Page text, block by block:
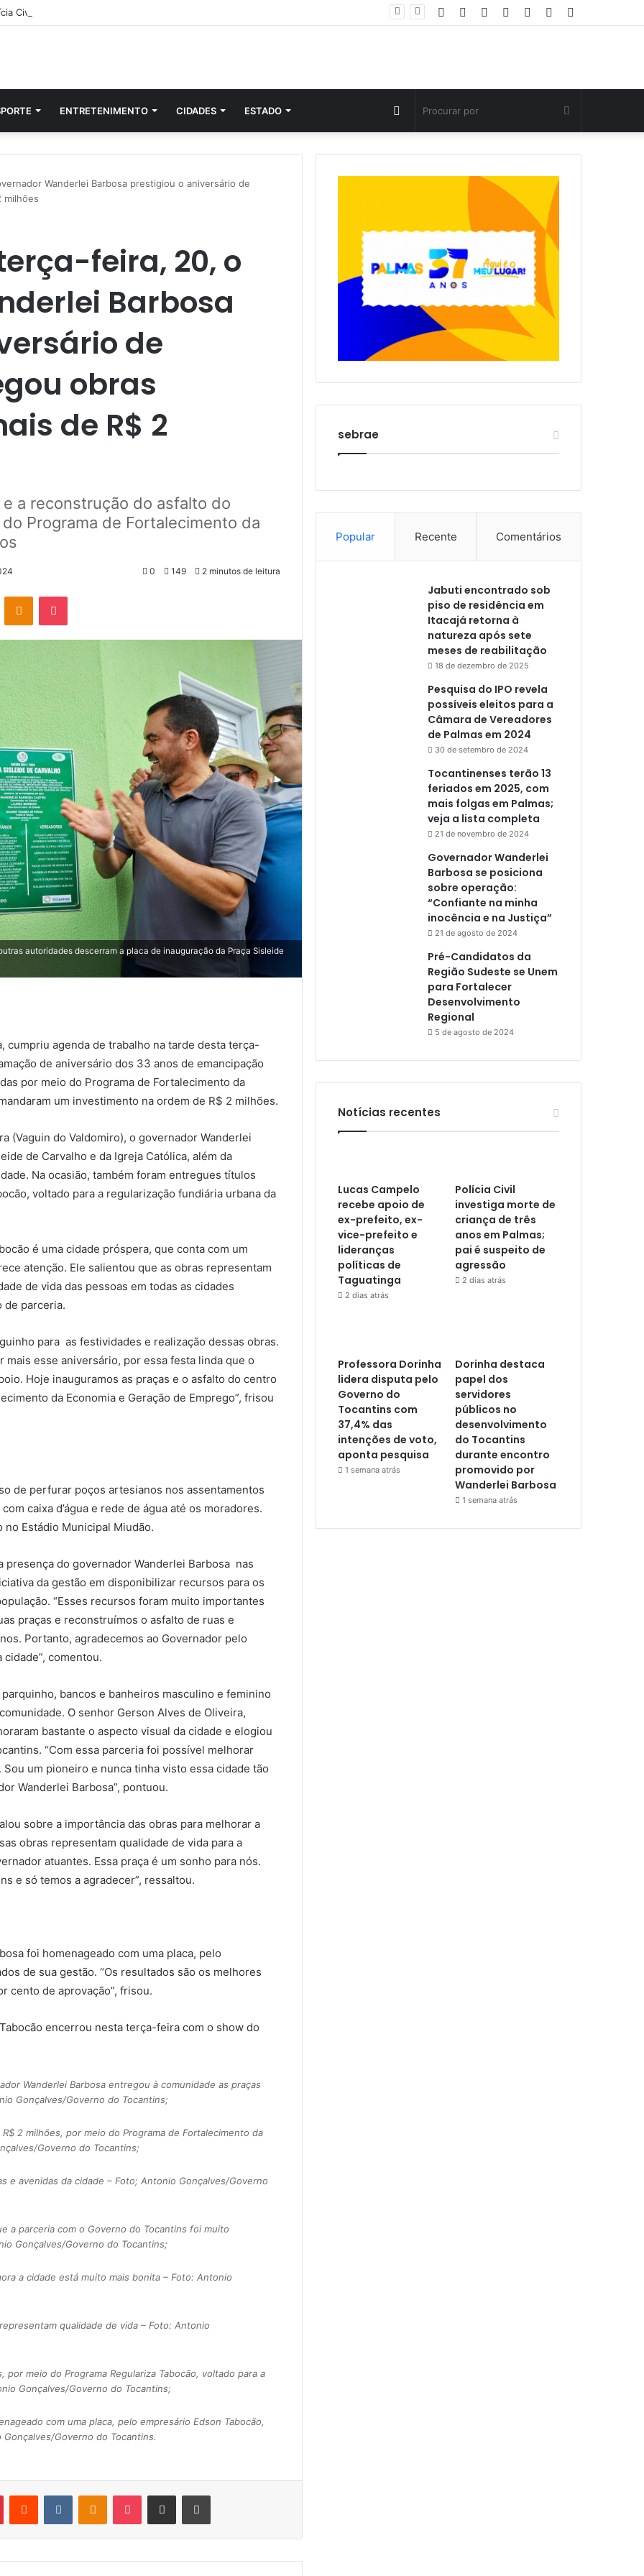
Artigo
Entrar
Instagram
YouTube
Twitter
Facebook
ENTRETENIMENTO CIDADES ESTADO
por
Switch
skin
Wanderlei Barbosa prestigiou o aniversário de
milhões
feira, 20, o
Barbosa
de
obras
de R$ 2
a reconstrução do asfalto do
Programa de Fortalecimento da
0 149 2 minutos de leitura
autoridades descerram a placa de inauguração da Praça Sisleide
cumpriu agenda de trabalho na tarde desta terça-
de aniversário dos 33 anos de emancipação
por meio do Programa de Fortalecimento da
um investimento na ordem de R$ 2 milhões.
(Vaguin do Valdomiro), o governador Wanderlei
de Carvalho e da Igreja Católica, além da
Na ocasião, também foram entregues títulos
voltado para a regularização fundiária urbana da
é uma cidade próspera, que conta com um
atenção. Ele salientou que as obras representam
de vida das pessoas em todas as cidades
de parceria.
para as festividades e realização dessas obras.
esse aniversário, por essa festa linda que o
Hoje inauguramos as praças e o asfalto do centro
da Economia e Geração de Emprego”, frisou
de perfurar poços artesianos nos assentamentos
caixa d’água e rede de água até os moradores.
Estádio Municipal Miudão.
presença do governador Wanderlei Barbosa nas
da gestão em disponibilizar recursos para os
“Esses recursos foram muito importantes
praças e reconstruímos o asfalto de ruas e
Portanto, agradecemos ao Governador pelo
comentou.
bancos e banheiros masculino e feminino
O senhor Gerson Alves de Oliveira,
bastante o aspecto visual da cidade e elogiou
“Com essa parceria foi possível melhorar
um pioneiro e nunca tinha visto essa cidade tão
Wanderlei Barbosa”, pontuou.
sobre a importância das obras para melhorar a
obras representam qualidade de vida para a
atuantes. Essa praça é um sonho para nós.
e só temos a agradecer”, ressaltou.
foi homenageado com uma placa, pelo
de sua gestão. “Os resultados são os melhores
cento de aprovação”, frisou.
encerrou nesta terça-feira com o show do
Wanderlei Barbosa entregou à comunidade as praças
Gonçalves/Governo do Tocantins;
2 milhões, por meio do Programa de Fortalecimento da
Governo do Tocantins;
e avenidas da cidade – Foto; Antonio Gonçalves/Governo
a parceria com o Governo do Tocantins foi muito
Gonçalves/Governo do Tocantins;
a cidade está muito mais bonita – Foto: Antonio
qualidade de vida – Foto: Antonio
meio do Programa Regulariza Tabocão, voltado para a
Gonçalves/Governo do Tocantins;
com uma placa, pelo empresário Edson Tabocão,
Governo do Tocantins.
sebrae
Popular Recente Comentários
Jabuti encontrado sob
piso de residência em
Itacajá retorna à
natureza após sete
meses de reabilitação
18 de dezembro de 2025
Pesquisa do IPO revela
possíveis eleitos para a
Câmara de Vereadores
de Palmas em 2024
30 de setembro de 2024
Tocantinenses terão 13
feriados em 2025, com
mais folgas em Palmas;
veja a lista completa
21 de novembro de 2024
Governador Wanderlei
Barbosa se posiciona
sobre operação:
“Confiante na minha
inocência e na Justiça”
21 de agosto de 2024
Pré-Candidatos da
Região Sudeste se Unem
para Fortalecer
Desenvolvimento
Regional
5 de agosto de 2024
Notícias recentes
Lucas Campelo
recebe apoio de
ex-prefeito, ex-
vice-prefeito e
lideranças
políticas de
Taguatinga
2 dias atrás
Polícia Civil
investiga morte de
criança de três
anos em Palmas;
pai é suspeito de
agressão
2 dias atrás
Professora Dorinha
lidera disputa pelo
Governo do
Tocantins com
37,4% das
intenções de voto,
aponta pesquisa
1 semana atrás
Dorinha destaca
papel dos
servidores
públicos no
desenvolvimento
do Tocantins
durante encontro
promovido por
Wanderlei Barbosa
1 semana atrás